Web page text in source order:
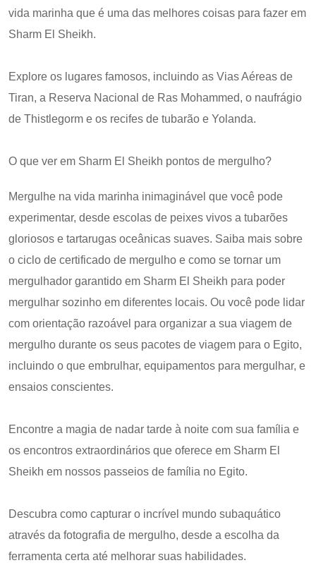
vida marinha que é uma das melhores coisas para fazer em
Sharm El Sheikh.
Explore os lugares famosos, incluindo as Vias Aéreas de
Tiran, a Reserva Nacional de Ras Mohammed, o naufrágio
de Thistlegorm e os recifes de tubarão e Yolanda.
O que ver em Sharm El Sheikh pontos de mergulho?
Mergulhe na vida marinha inimaginável que você pode
experimentar, desde escolas de peixes vivos a tubarões
gloriosos e tartarugas oceânicas suaves. Saiba mais sobre
o ciclo de certificado de mergulho e como se tornar um
mergulhador garantido em Sharm El Sheikh para poder
mergulhar sozinho em diferentes locais. Ou você pode lidar
com orientação razoável para organizar a sua viagem de
mergulho durante os seus pacotes de viagem para o Egito,
incluindo o que embrulhar, equipamentos para mergulhar, e
ensaios conscientes.
Encontre a magia de nadar tarde à noite com sua família e
os encontros extraordinários que oferece em Sharm El
Sheikh em nossos passeios de família no Egito.
Descubra como capturar o incrível mundo subaquático
através da fotografia de mergulho, desde a escolha da
ferramenta certa até melhorar suas habilidades.